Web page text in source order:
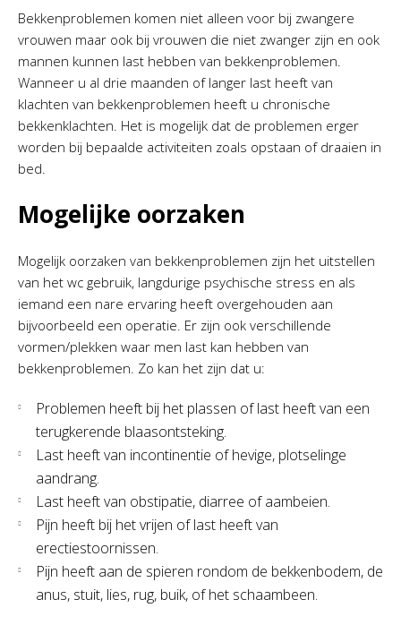
Bekkenproblemen komen niet alleen voor bij zwangere
vrouwen maar ook bij vrouwen die niet zwanger zijn en ook
mannen kunnen last hebben van bekkenproblemen.
Wanneer u al drie maanden of langer last heeft van
klachten van bekkenproblemen heeft u chronische
bekkenklachten. Het is mogelijk dat de problemen erger
worden bij bepaalde activiteiten zoals opstaan of draaien in
bed.
Mogelijke oorzaken
Mogelijk oorzaken van bekkenproblemen zijn het uitstellen
van het wc gebruik, langdurige psychische stress en als
iemand een nare ervaring heeft overgehouden aan
bijvoorbeeld een operatie. Er zijn ook verschillende
vormen/plekken waar men last kan hebben van
bekkenproblemen. Zo kan het zijn dat u:
Problemen heeft bij het plassen of last heeft van een
terugkerende blaasontsteking.
Last heeft van incontinentie of hevige, plotselinge
aandrang.
Last heeft van obstipatie, diarree of aambeien.
Pijn heeft bij het vrijen of last heeft van
erectiestoornissen.
Pijn heeft aan de spieren rondom de bekkenbodem, de
anus, stuit, lies, rug, buik, of het schaambeen.